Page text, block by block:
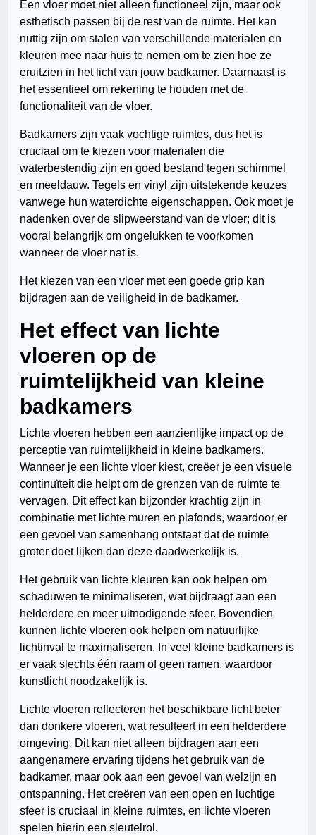
Een vloer moet niet alleen functioneel zijn, maar ook
esthetisch passen bij de rest van de ruimte. Het kan
nuttig zijn om stalen van verschillende materialen en
kleuren mee naar huis te nemen om te zien hoe ze
eruitzien in het licht van jouw badkamer. Daarnaast is
het essentieel om rekening te houden met de
functionaliteit van de vloer.
Badkamers zijn vaak vochtige ruimtes, dus het is
cruciaal om te kiezen voor materialen die
waterbestendig zijn en goed bestand tegen schimmel
en meeldauw. Tegels en vinyl zijn uitstekende keuzes
vanwege hun waterdichte eigenschappen. Ook moet je
nadenken over de slipweerstand van de vloer; dit is
vooral belangrijk om ongelukken te voorkomen
wanneer de vloer nat is.
Het kiezen van een vloer met een goede grip kan
bijdragen aan de veiligheid in de badkamer.
Het effect van lichte
vloeren op de
ruimtelijkheid van kleine
badkamers
Lichte vloeren hebben een aanzienlijke impact op de
perceptie van ruimtelijkheid in kleine badkamers.
Wanneer je een lichte vloer kiest, creëer je een visuele
continuïteit die helpt om de grenzen van de ruimte te
vervagen. Dit effect kan bijzonder krachtig zijn in
combinatie met lichte muren en plafonds, waardoor er
een gevoel van samenhang ontstaat dat de ruimte
groter doet lijken dan deze daadwerkelijk is.
Het gebruik van lichte kleuren kan ook helpen om
schaduwen te minimaliseren, wat bijdraagt aan een
helderdere en meer uitnodigende sfeer. Bovendien
kunnen lichte vloeren ook helpen om natuurlijke
lichtinval te maximaliseren. In veel kleine badkamers is
er vaak slechts één raam of geen ramen, waardoor
kunstlicht noodzakelijk is.
Lichte vloeren reflecteren het beschikbare licht beter
dan donkere vloeren, wat resulteert in een helderdere
omgeving. Dit kan niet alleen bijdragen aan een
aangenamere ervaring tijdens het gebruik van de
badkamer, maar ook aan een gevoel van welzijn en
ontspanning. Het creëren van een open en luchtige
sfeer is cruciaal in kleine ruimtes, en lichte vloeren
spelen hierin een sleutelrol.